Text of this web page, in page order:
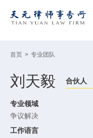
首页 > 专业团队
刘天毅 合伙人
专业领域
争议解决
工作语言